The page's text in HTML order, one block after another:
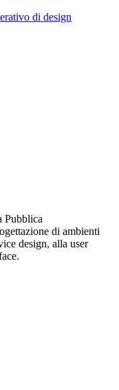
di design
Pubblica
di ambienti
design, alla user